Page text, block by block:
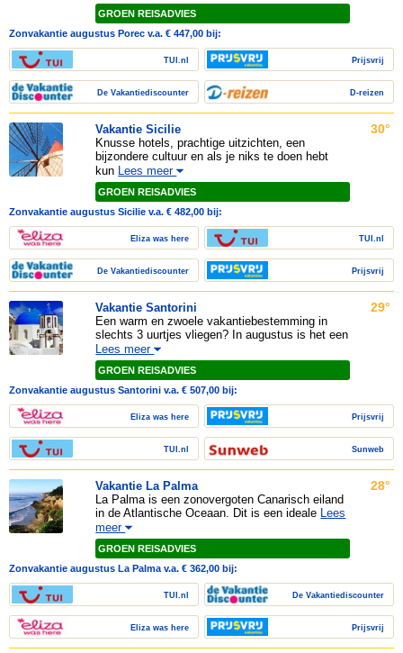
GROEN REISADVIES
Zonvakantie augustus Porec v.a. € 447,00 bij:
TUI.nl
De Vakantiediscounter
Prijsvrij
D-reizen
Vakantie Sicilie
Knusse hotels, prachtige uitzichten, een
bijzondere cultuur en als je niks te doen hebt
kun Lees meer
GROEN REISADVIES
30°
Zonvakantie augustus Sicilie v.a. € 482,00 bij:
Eliza was here
De Vakantiediscounter
TUI.nl
Prijsvrij
Vakantie Santorini
Een warm en zwoele vakantiebestemming in
slechts 3 uurtjes vliegen? In augustus is het een
Lees meer
GROEN REISADVIES
29°
Zonvakantie augustus Santorini v.a. € 507,00 bij:
Eliza was here
TUI.nl
Prijsvrij
Sunweb
Vakantie La Palma
La Palma is een zonovergoten Canarisch eiland
in de Atlantische Oceaan. Dit is een ideale Lees
meer
GROEN REISADVIES
28°
Zonvakantie augustus La Palma v.a. € 362,00 bij:
TUI.nl
Eliza was here
De Vakantiediscounter
Prijsvrij